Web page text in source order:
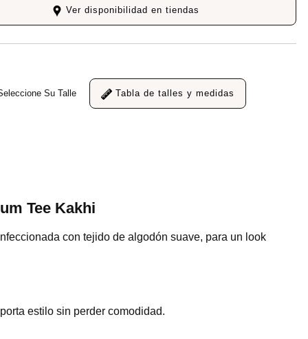
Ver disponibilidad en tiendas
Su Talle Tabla de talles y medidas
Tee Kakhi
con tejido de algodón suave, para un look
estilo sin perder comodidad.